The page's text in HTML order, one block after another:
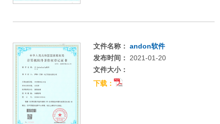
文件名称：andon软件
发布时间： 2021-01-20
文件大小：
下载：